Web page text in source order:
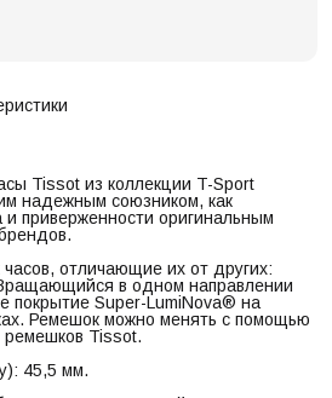
Tissot из коллекции T-Sport
надежным союзником, как
и приверженности оригинальным
отличающие их от других:
в одном направлении
покрытие Super-LumiNova® на
Ремешок можно менять с помощью
Tissot.
45,5 мм.